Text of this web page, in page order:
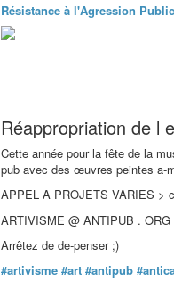
Résistance à l'Agression
Réappropriation de l
Cette année pour la fête de la
pub avec des œuvres peintes a-
APPEL A PROJETS VARIES >
ARTIVISME @ ANTIPUB . ORG
Arrêtez de de-penser ;)
#artivisme #art #antipub